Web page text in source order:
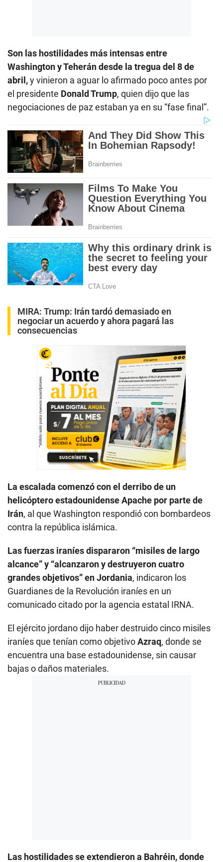
Son las hostilidades más intensas entre
Washington y Teherán desde la tregua del 8 de
abril,y vinieron a aguar lo afirmado poco antes por
el presidente Donald Trump, quien dijo que las
negociaciones de paz estaban ya en su “fase final”.
MIRA: Trump: Irán tardó demasiado en
negociar un acuerdo y ahora pagará las
consecuencias
La escalada comenzó con el derribo de un
helicóptero estadounidense Apache por parte de
Irán, al que Washington respondió con bombardeos
contra la república islámica.
Las fuerzas iraníes dispararon “misiles de largo
alcance” y “alcanzaron y destruyeron cuatro
grandes objetivos” en Jordania, indicaron los
Guardianes de la Revolución iraníes en un
comunicado citado por la agencia estatal IRNA.
El ejército jordano dijo haber destruido cinco misiles
iraníes que tenían como objetivoAzraq, donde se
encuentra una base estadounidense, sin causar
bajas o daños materiales.
Las hostilidades se extendieron a Bahréin, donde